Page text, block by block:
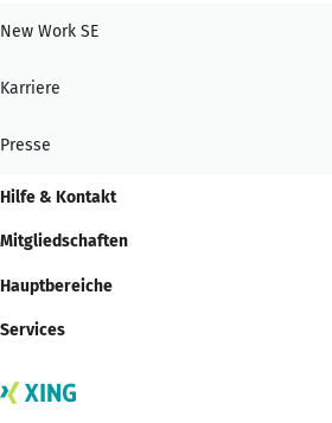
New Work SE
Karriere
Presse
Hilfe & Kontakt
Mitgliedschaften
Hauptbereiche
Services